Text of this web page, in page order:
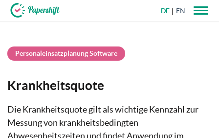
DE EN
Personaleinsatzplanung Software
Krankheitsquote
Die Krankheitsquote gilt als wichtige Kennzahl zur
Messung von krankheitsbedingten
Abwesenheitszeiten und findet Anwendung im